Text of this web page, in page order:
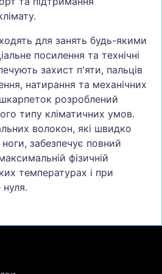
для занять будь-якими
посилення та технічні
захист п'яти, пальців
натирання та механічних
розроблений
типу кліматичних умов.
волокон, які швидко
ноги, забезпечує повний
фізичній
температурах і при